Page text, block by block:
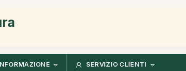
SERVIZIO CLIENTI